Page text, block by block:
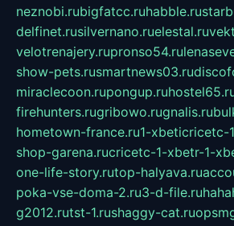
neznobi.rubigfatcc.ruhabble.ru
delfinet.rusilvernano.ruelestal.ru
velotrenajery.rupronso54.ru
show-pets.rusmartnews03.ru
miraclecoon.rupongup.ru
firehunters.rugribowo.rugnalis.ru
hometown-france.ru1-xbeticricetc-
shop-garena.rucricetc-1-xbetr-1-
one-life-story.rutop-halyava.ru
poka-vse-doma-2.ru3-d-file.ru
g2012.rutst-1.rushaggy-cat.ru